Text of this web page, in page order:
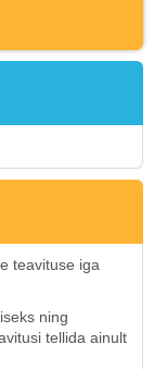
teavituse iga
ning
tellida ainult